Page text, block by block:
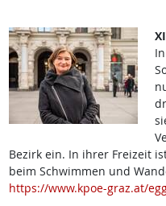
Bezirk ein. In ihrer Freizeit
beim Schwimmen und
https://www.kpoe-graz.at/